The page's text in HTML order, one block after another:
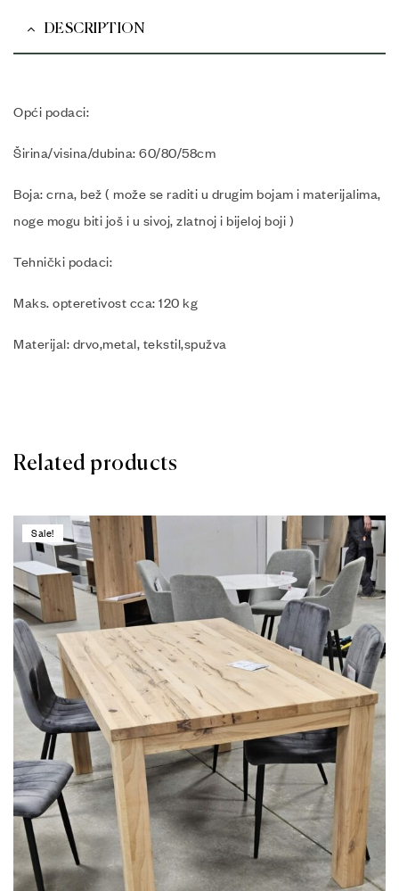
DESCRIPTION
Opći podaci:
Širina/visina/dubina: 60/80/58cm
Boja: crna, bež ( može se raditi u drugim bojam i materijalima,
noge mogu biti još i u sivoj, zlatnoj i bijeloj boji )
Tehnički podaci:
Maks. opteretivost cca: 120 kg
Materijal: drvo,metal, tekstil,spužva
Related products
Sale!